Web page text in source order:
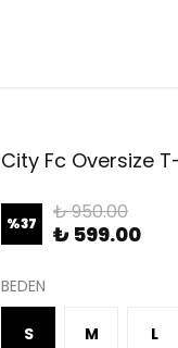
City Fc Oversize
%37 ₺ 950.00
₺ 599.00
BEDEN
S M L